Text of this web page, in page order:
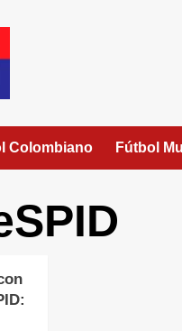
Colombiano Fútbol